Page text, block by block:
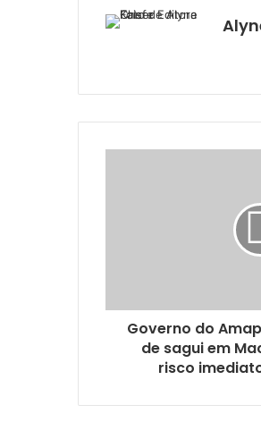
Governo do
de sagui em
risco